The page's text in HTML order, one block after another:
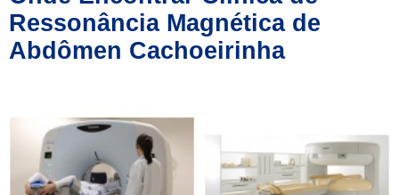
Ressonância Magnética de
Abdômen Cachoeirinha